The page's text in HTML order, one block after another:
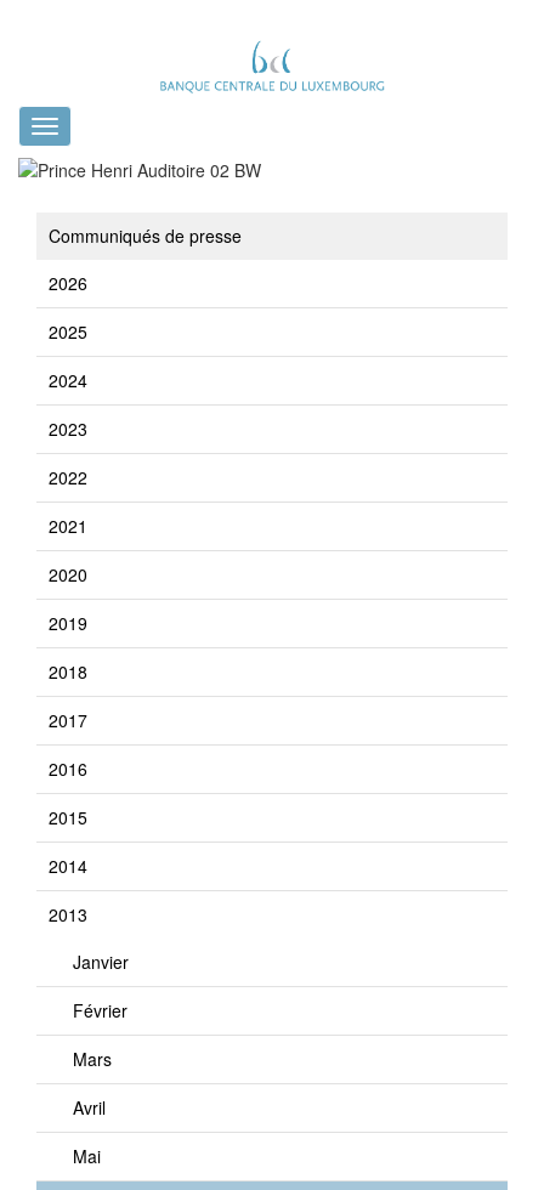
Toggle
navigation
Communiqués de presse
2026
2025
2024
2023
2022
2021
2020
2019
2018
2017
2016
2015
2014
2013
Janvier
Février
Mars
Avril
Mai